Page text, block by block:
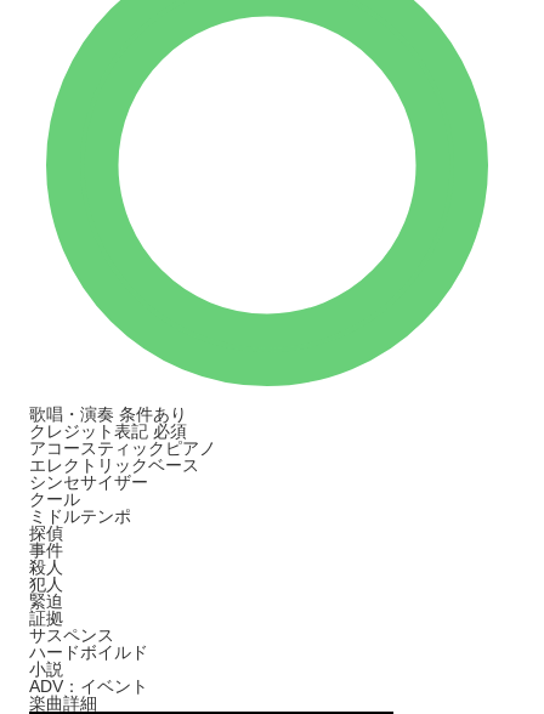
歌唱・演奏 条件あり
クレジット表記 必須
アコースティックピアノ
エレクトリックベース
シンセサイザー
クール
ミドルテンポ
探偵
事件
殺人
犯人
緊迫
証拠
サスペンス
ハードボイルド
小説
ADV：イベント
楽曲詳細